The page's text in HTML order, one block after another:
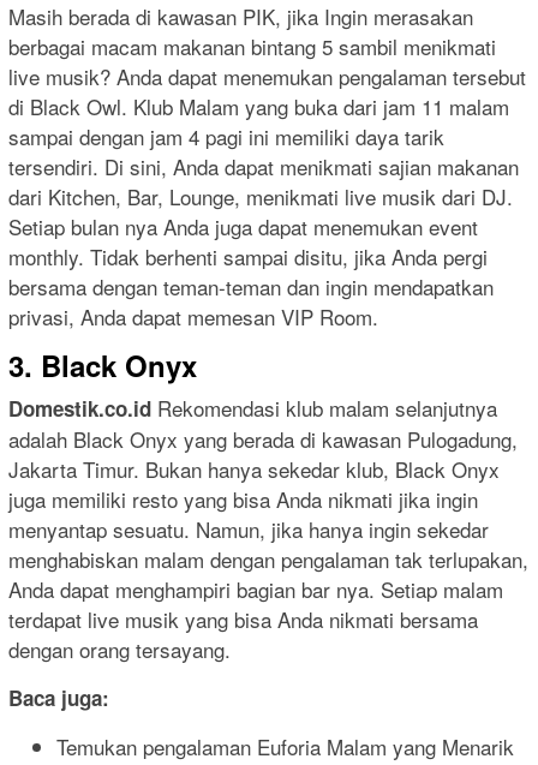
Masih berada di kawasan PIK, jika Ingin merasakan
berbagai macam makanan bintang 5 sambil menikmati
live musik? Anda dapat menemukan pengalaman tersebut
di Black Owl. Klub Malam yang buka dari jam 11 malam
sampai dengan jam 4 pagi ini memiliki daya tarik
tersendiri. Di sini, Anda dapat menikmati sajian makanan
dari Kitchen, Bar, Lounge, menikmati live musik dari DJ.
Setiap bulan nya Anda juga dapat menemukan event
monthly. Tidak berhenti sampai disitu, jika Anda pergi
bersama dengan teman-teman dan ingin mendapatkan
privasi, Anda dapat memesan VIP Room.
3. Black Onyx
Domestik.co.id Rekomendasi klub malam selanjutnya
adalah Black Onyx yang berada di kawasan Pulogadung,
Jakarta Timur. Bukan hanya sekedar klub, Black Onyx
juga memiliki resto yang bisa Anda nikmati jika ingin
menyantap sesuatu. Namun, jika hanya ingin sekedar
menghabiskan malam dengan pengalaman tak terlupakan,
Anda dapat menghampiri bagian bar nya. Setiap malam
terdapat live musik yang bisa Anda nikmati bersama
dengan orang tersayang.
Baca juga:
Temukan pengalaman Euforia Malam yang Menarik